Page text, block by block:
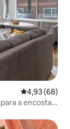
4,93 de uma
4,93 (68)
a encosta |